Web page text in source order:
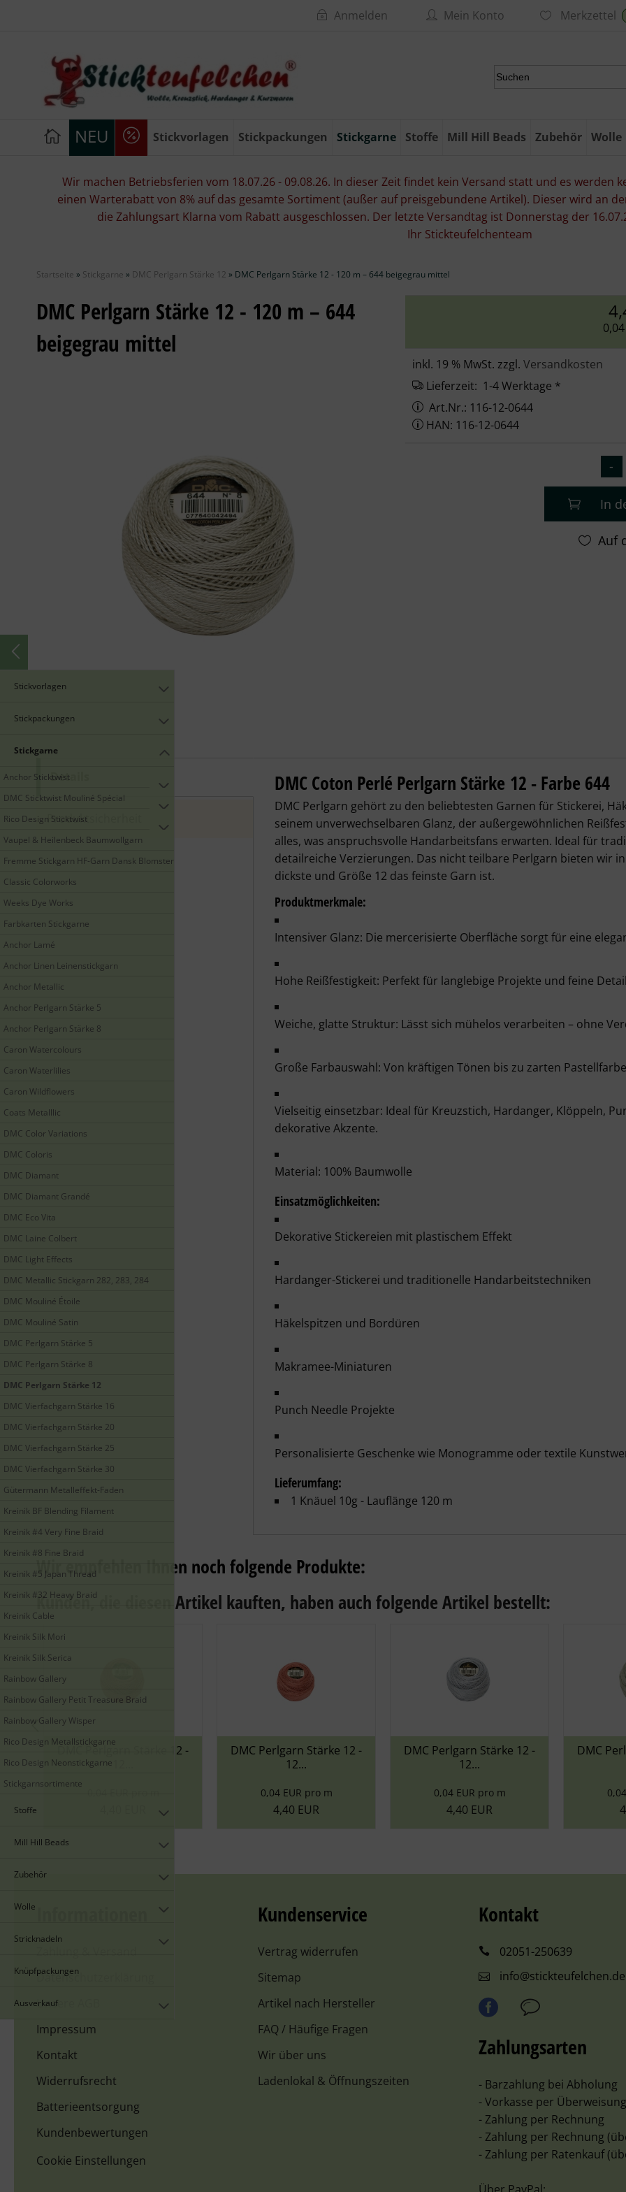
Anmelden Mein Konto Merkzettel
NEU Stickvorlagen Stickpackungen Stickgarne Stoffe Mill Hill Beads Zubehör Wolle
Stickvorlagen
Stickpackungen
Stickgarne
Anchor Sticktwist
DMC Sticktwist Mouliné Spécial
Rico Design Sticktwist
Vaupel & Heilenbeck Baumwollgarn
Fremme Stickgarn HF-Garn Dansk Blomstergarn
Classic Colorworks
Weeks Dye Works
Farbkarten Stickgarne
Anchor Lamé
Anchor Linen Leinenstickgarn
Anchor Metallic
Anchor Perlgarn Stärke 5
Anchor Perlgarn Stärke 8
Caron Watercolours
Caron Waterlilies
Caron Wildflowers
Coats Metalllic
DMC Color Variations
DMC Coloris
DMC Diamant
DMC Diamant Grandé
DMC Eco Vita
DMC Laine Colbert
DMC Light Effects
DMC Metallic Stickgarn 282, 283, 284
DMC Mouliné Étoile
DMC Mouliné Satin
DMC Perlgarn Stärke 5
DMC Perlgarn Stärke 8
DMC Perlgarn Stärke 12
DMC Vierfachgarn Stärke 16
DMC Vierfachgarn Stärke 20
DMC Vierfachgarn Stärke 25
DMC Vierfachgarn Stärke 30
Gütermann Metalleffekt-Faden
Kreinik BF Blending Filament
Kreinik #4 Very Fine Braid
Kreinik #8 Fine Braid
Kreinik #5 Japan Thread
Kreinik #32 Heavy Braid
Kreinik Cable
Kreinik Silk Mori
Kreinik Silk Serica
Rainbow Gallery
Rainbow Gallery Petit Treasure Braid
Rainbow Gallery Wisper
Rico Design Metallstickgarne
Rico Design Neonstickgarne
Stickgarnsortimente
Stoffe
Mill Hill Beads
Zubehör
Wolle
Stricknadeln
Knüpfpackungen
Ausverkauf
Wir machen Betriebsferien vom 18.07.26 - 09.08.26. In dieser Zeit findet kein Versand statt und es werden
einen Warterabatt von 8% auf das gesamte Sortiment (außer auf preisgebundene Artikel). Dieser wird an
die Zahlungsart Klarna vom Rabatt ausgeschlossen. Der letzte Versandtag ist Donnerstag der
Ihr Stickteufelchenteam
Startseite » Stickgarne » DMC Perlgarn Stärke 12 » DMC Perlgarn Stärke 12 - 120 m – 644 beigegrau mittel
DMC Perlgarn Stärke 12 - 120 m – 644
beigegrau mittel
inkl. 19 % MwSt. zzgl. Versandkosten
Lieferzeit: 1-4 Werktage *
Art.Nr.: 116-12-0644
HAN: 116-12-0644
In
Details
Produktsicherheit
DMC Perlgarn Stärke 12 - 120 m – 644
DMC Coton Perlé Perlgarn Stärke 12 - Farbe 644
DMC Perlgarn gehört zu den beliebtesten Garnen für Stickerei,
seinem unverwechselbaren Glanz, der außergewöhnlichen
alles, was anspruchsvolle Handarbeitsfans erwarten. Ideal für
detailreiche Verzierungen. Das nicht teilbare Perlgarn bieten wir
dickste und Größe 12 das feinste Garn ist.
Produktmerkmale:
Intensiver Glanz: Die mercerisierte Oberfläche sorgt für eine
Hohe Reißfestigkeit: Perfekt für langlebige Projekte und feine
Weiche, glatte Struktur: Lässt sich mühelos verarbeiten – ohne
Große Farbauswahl: Von kräftigen Tönen bis zu zarten
Vielseitig einsetzbar: Ideal für Kreuzstich, Hardanger, Klöppeln,
dekorative Akzente.
Material: 100% Baumwolle
Einsatzmöglichkeiten:
Dekorative Stickereien mit plastischem Effekt
Hardanger-Stickerei und traditionelle Handarbeitstechniken
Häkelspitzen und Bordüren
Makramee-Miniaturen
Punch Needle Projekte
Personalisierte Geschenke wie Monogramme oder textile
Lieferumfang:
1 Knäuel 10g - Lauflänge 120 m
Wir empfehlen Ihnen noch folgende Produkte:
Kunden, die diesen Artikel kauften, haben auch folgende Artikel bestellt:
Stärke 12 -
12...
0,04 EUR pro m
4,40 EUR
DMC Perlgarn Stärke 12 -
DMC Perlgarn Stärke 12 -
DMC Perlgarn Stärke 12 -
Datenschutzerklärung
Unsere AGB
Impressum
Kontakt
Widerrufsrecht
Batterieentsorgung
Kundenbewertungen
Cookie Einstellungen
Kundenservice
Vertrag widerrufen
Sitemap
Artikel nach Hersteller
FAQ / Häufige Fragen
Wir über uns
Ladenlokal & Öffnungszeiten
Kontakt
02051-250639
info@stickteufelchen.de
Zahlungsarten
- Barzahlung bei Abholung
- Vorkasse per
- Zahlung per Rechnung
- Zahlung per Rechnung
- Zahlung per Ratenkauf